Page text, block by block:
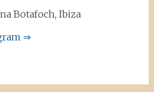
Botafoch, Ibiza
⇒